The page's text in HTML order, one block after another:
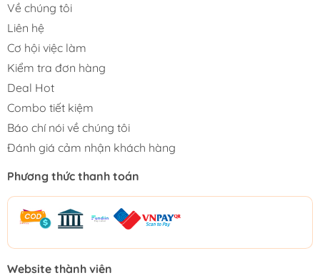
Về chúng tôi
Liên hệ
Cơ hội việc làm
Kiểm tra đơn hàng
Deal Hot
Combo tiết kiệm
Báo chí nói về chúng tôi
Đánh giá cảm nhận khách hàng
Phương thức thanh toán
Website thành viên